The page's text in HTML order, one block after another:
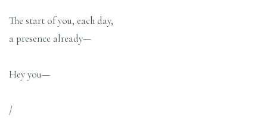
The start of you, each day,
a presence already—
Hey you—
/